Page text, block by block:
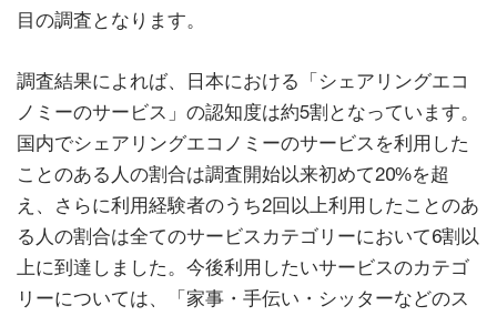
目の調査となります。
調査結果によれば、日本における「シェアリングエコ
ノミーのサービス」の認知度は約5割となっています。
国内でシェアリングエコノミーのサービスを利用した
ことのある人の割合は調査開始以来初めて20%を超
え、さらに利用経験者のうち2回以上利用したことのあ
る人の割合は全てのサービスカテゴリーにおいて6割以
上に到達しました。今後利用したいサービスのカテゴ
リーについては、「家事・手伝い・シッターなどのス